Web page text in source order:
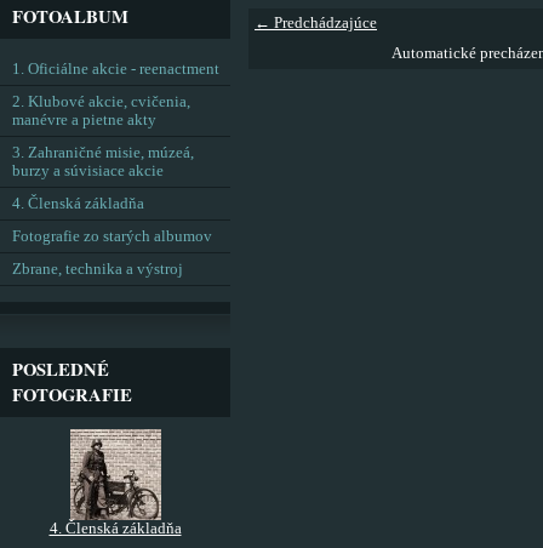
← Predchádzajúce
Automatické
FOTOALBUM
1. Oficiálne akcie - reenactment
2. Klubové akcie, cvičenia,
manévre a pietne akty
3. Zahraničné misie, múzeá,
burzy a súvisiace akcie
4. Členská základňa
Fotografie zo starých albumov
Zbrane, technika a výstroj
POSLEDNÉ
FOTOGRAFIE
4. Členská základňa